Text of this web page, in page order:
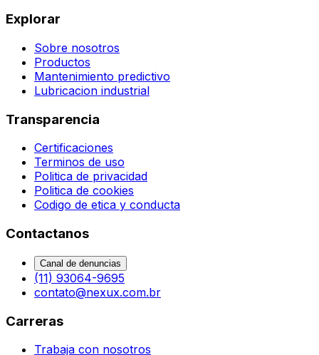
Explorar
Sobre nosotros
Productos
Mantenimiento predictivo
Lubricacion industrial
Transparencia
Certificaciones
Terminos de uso
Politica de privacidad
Politica de cookies
Codigo de etica y conducta
Contactanos
Canal de denuncias
(11) 93064-9695
contato@nexux.com.br
Carreras
Trabaja con nosotros